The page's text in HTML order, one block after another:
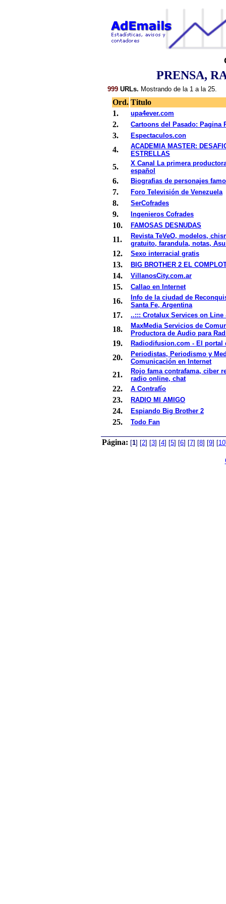
PRENSA,
999 URLs. Mostrando de la 1 a la 25.
Ord. Titulo
1.
upa4ever.com
2. Cartoons del Pasado: Pagina
3. Espectaculos.con
4.
ACADEMIA MASTER:
ESTRELLAS
5.
X Canal La primera
español
6. Biografias de personajes
7. Foro Televisión de Venezuela
8. SerCofrades
9. Ingenieros Cofrades
10. FAMOSAS DESNUDAS
11.
Revista TeVeO, modelos,
gratuito, farandula, notas,
12. Sexo interracial gratis
13. BIG BROTHER 2 EL
14. VillanosCity.com.ar
15. Callao en Internet
16.
Info de la ciudad de
Santa Fe, Argentina
17. ..::: Crotalux Services on
18.
MaxMedia Servicios de
Productora de Audio para
19. Radiodifusion.com - El portal
20.
Periodistas, Periodismo y
Comunicación en Internet
21.
Rojo fama contrafama, ciber
radio online, chat
22. A Contrafío
23. RADIO MI AMIGO
24. Espiando Big Brother 2
25. Todo Fan
Página: [1] [2] [3] [4] [5] [6] [7] [8] [9] [10